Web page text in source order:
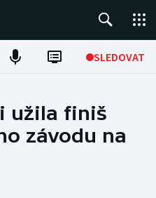
SLEDOVAT
užila finiš
závodu na